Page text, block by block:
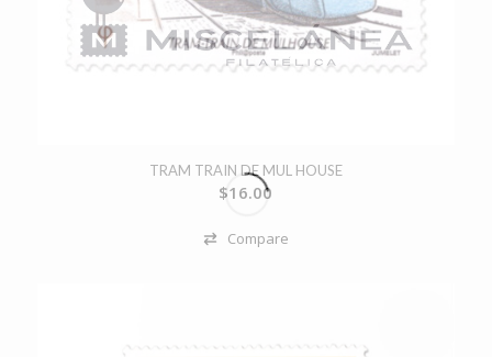
TRAM TRAIN DE MUL HOUSE
$16.00
Compare